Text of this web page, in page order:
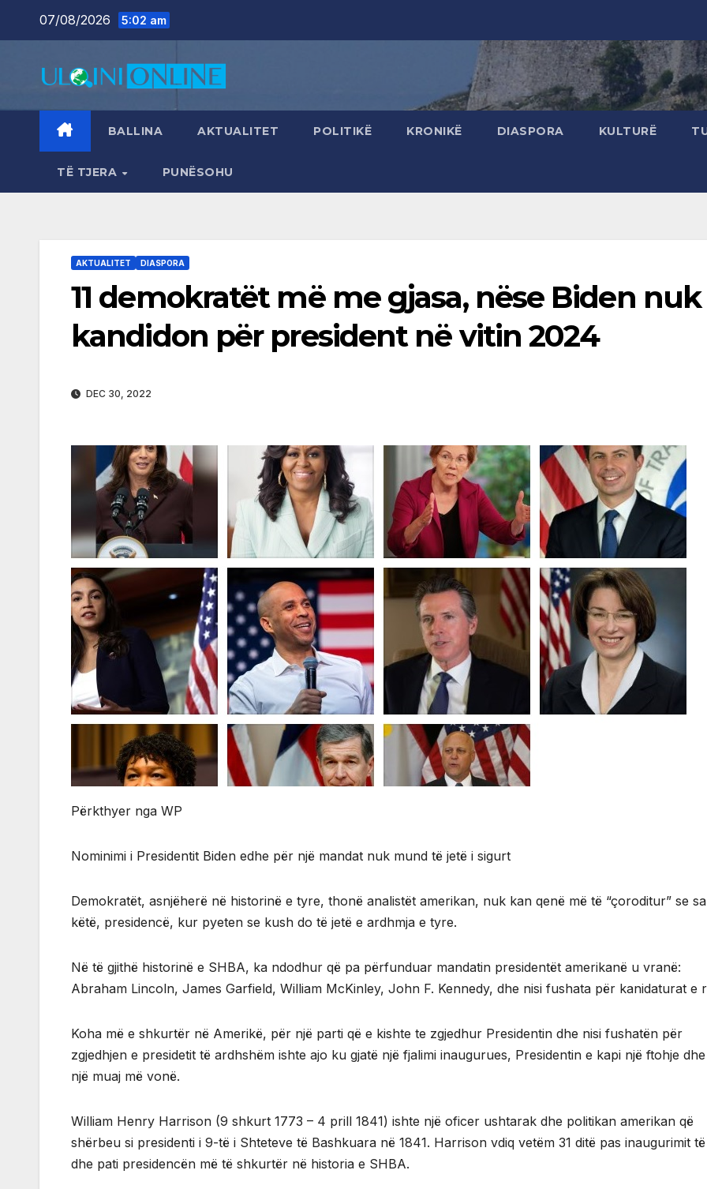
07/08/2026 5:02 am
BALLINA AKTUALITET POLITIKË KRONIKË DIASPORA KULTURË
TË TJERA PUNËSOHU
AKTUALITET DIASPORA
11 demokratët më me gjasa, nëse Biden nuk
kandidon për president në vitin 2024
DEC 30, 2022
Përkthyer nga WP
Nominimi i Presidentit Biden edhe për një mandat nuk mund të jetë i sigurt
Demokratët, asnjëherë në historinë e tyre, thonë analistët amerikan, nuk kan qenë më të “çoroditur” se
këtë, presidencë, kur pyeten se kush do të jetë e ardhmja e tyre.
Në të gjithë historinë e SHBA, ka ndodhur që pa përfunduar mandatin presidentët amerikanë u vranë:
Abraham Lincoln, James Garfield, William McKinley, John F. Kennedy, dhe nisi fushata për kanidaturat e
Koha më e shkurtër në Amerikë, për një parti që e kishte te zgjedhur Presidentin dhe nisi fushatën për
zgjedhjen e presidetit të ardhshëm ishte ajo ku gjatë një fjalimi inaugurues, Presidentin e kapi një ftohje
një muaj më vonë.
William Henry Harrison (9 shkurt 1773 – 4 prill 1841) ishte një oficer ushtarak dhe politikan amerikan që
shërbeu si presidenti i 9-të i Shteteve të Bashkuara në 1841. Harrison vdiq vetëm 31 ditë pas inaugurimit
dhe pati presidencën më të shkurtër në historia e SHBA.